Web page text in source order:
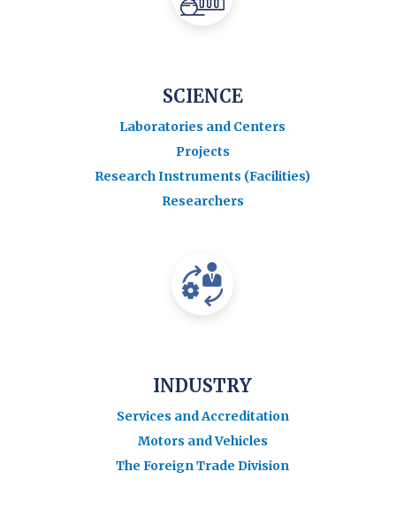
SCIENCE
Laboratories and Centers
Projects
Research Instruments (Facilities)
Researchers
INDUSTRY
Services and Accreditation
Motors and Vehicles
The Foreign Trade Division